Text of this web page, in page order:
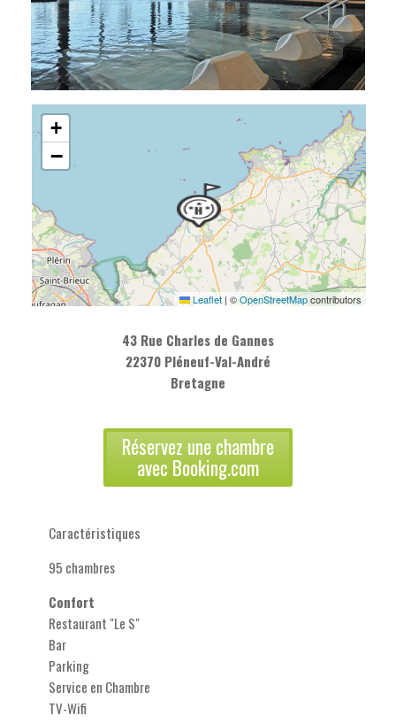
+
−
Leaflet | ©OpenStreetMapcontributors
43 Rue Charles de Gannes
22370 Pléneuf-Val-André
Bretagne
Réservez une chambre
avec Booking.com
Caractéristiques
95 chambres
Confort
Restaurant "Le S"
Bar
Parking
Service en Chambre
TV-Wifi